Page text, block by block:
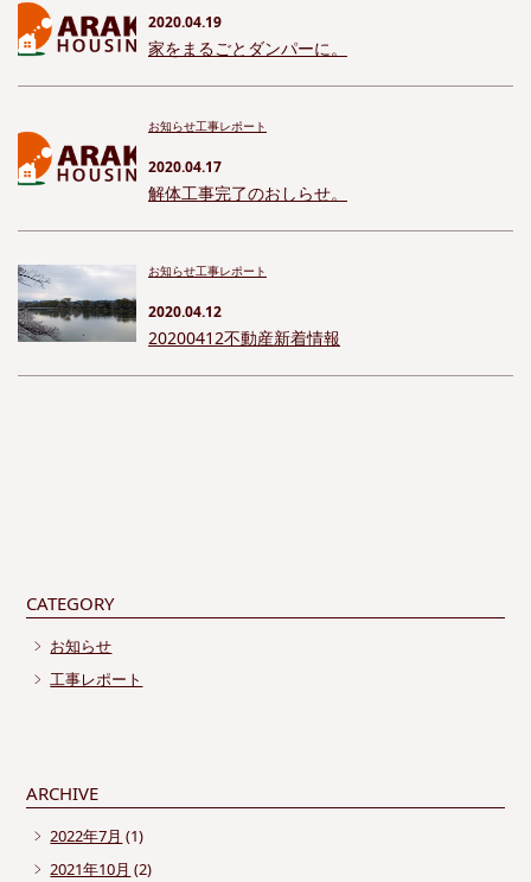
2020.04.19
家をまるごとダンパーに。
お知らせ工事レポート
2020.04.17
解体工事完了のおしらせ。
お知らせ工事レポート
2020.04.12
20200412不動産新着情報
CATEGORY
お知らせ
工事レポート
ARCHIVE
2022年7月 (1)
2021年10月 (2)